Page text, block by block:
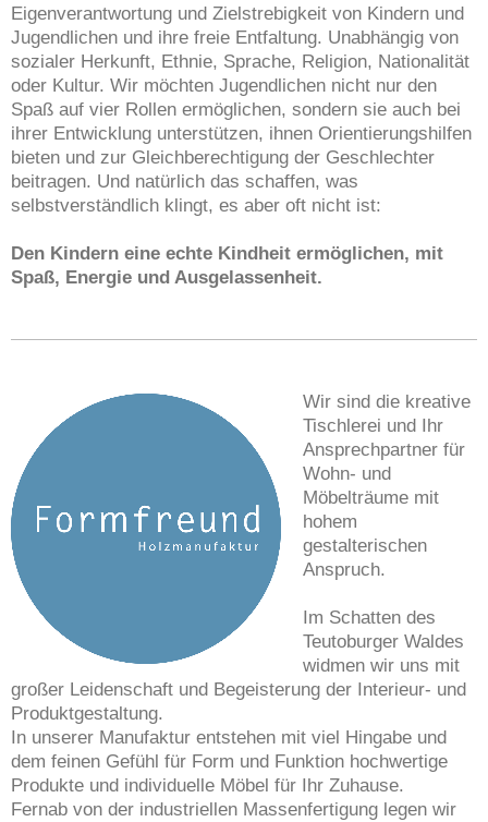
Eigenverantwortung und Zielstrebigkeit von Kindern und
Jugendlichen und ihre freie Entfaltung. Unabhängig von
sozialer Herkunft, Ethnie, Sprache, Religion, Nationalität
oder Kultur. Wir möchten Jugendlichen nicht nur den
Spaß auf vier Rollen ermöglichen, sondern sie auch bei
ihrer Entwicklung unterstützen, ihnen Orientierungshilfen
bieten und zur Gleichberechtigung der Geschlechter
beitragen. Und natürlich das schaffen, was
selbstverständlich klingt, es aber oft nicht ist:
Den Kindern eine echte Kindheit ermöglichen, mit
Spaß, Energie und Ausgelassenheit.
Wir sind die kreative
Tischlerei und Ihr
Ansprechpartner für
Wohn- und
Möbelträume mit
hohem
gestalterischen
Anspruch.
Im Schatten des
Teutoburger Waldes
widmen wir uns mit
großer Leidenschaft und Begeisterung der Interieur- und
Produktgestaltung.
In unserer Manufaktur entstehen mit viel Hingabe und
dem feinen Gefühl für Form und Funktion hochwertige
Produkte und individuelle Möbel für Ihr Zuhause.
Fernab von der industriellen Massenfertigung legen wir